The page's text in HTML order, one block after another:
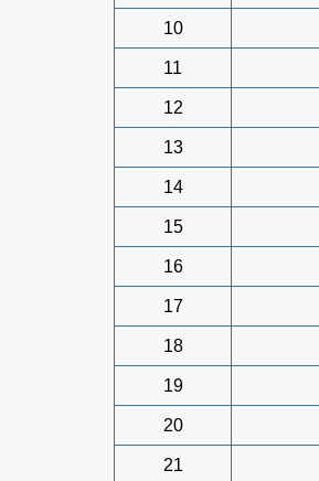
10
11
12
13
14
15
16
17
18
19
20
21